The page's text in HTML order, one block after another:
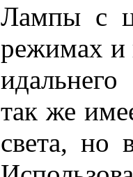
Лампы с
режимах и
так же
света, но